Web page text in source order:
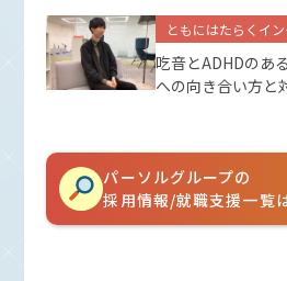
ともにはたらくイ
吃音とADHDのあ
への向き合い方と
パーソルグループの
採用情報/就職支援一覧